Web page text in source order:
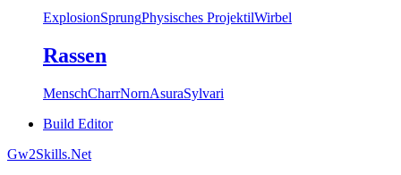
ExplosionSprungPhysisches ProjektilWirbel
Rassen
MenschCharrNornAsuraSylvari
Build Editor
Gw2Skills.Net